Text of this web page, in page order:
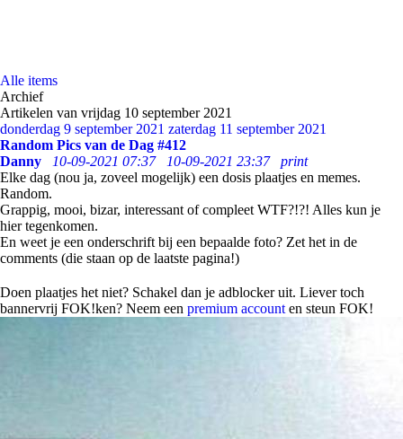
Alle items
Archief
Artikelen van vrijdag 10 september 2021
donderdag 9 september 2021 zaterdag 11 september 2021
Random Pics van de Dag #412
Danny
10-09-2021 07:37 10-09-2021 23:37
print
Elke dag (nou ja, zoveel mogelijk) een dosis plaatjes en memes.
Random.
Grappig, mooi, bizar, interessant of compleet WTF?!?! Alles kun je
hier tegenkomen.
En weet je een onderschrift bij een bepaalde foto? Zet het in de
comments (die staan op de laatste pagina!)
Doen plaatjes het niet? Schakel dan je adblocker uit. Liever toch
bannervrij FOK!ken? Neem een premium account en steun FOK!